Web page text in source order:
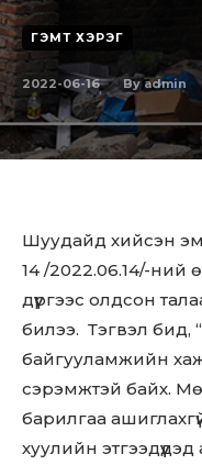
ГЭМТ ХЭРЭГ
2022-06-16 By admin
Шуудайд хийсэн
14 /2022.06.14/-ний
дүүргээс олдсон
билээ. Тэгвэл бид,
байгууламжийн
сэрэмжтэй байх.
барилгаа
хуулийн этгээдүүдэд